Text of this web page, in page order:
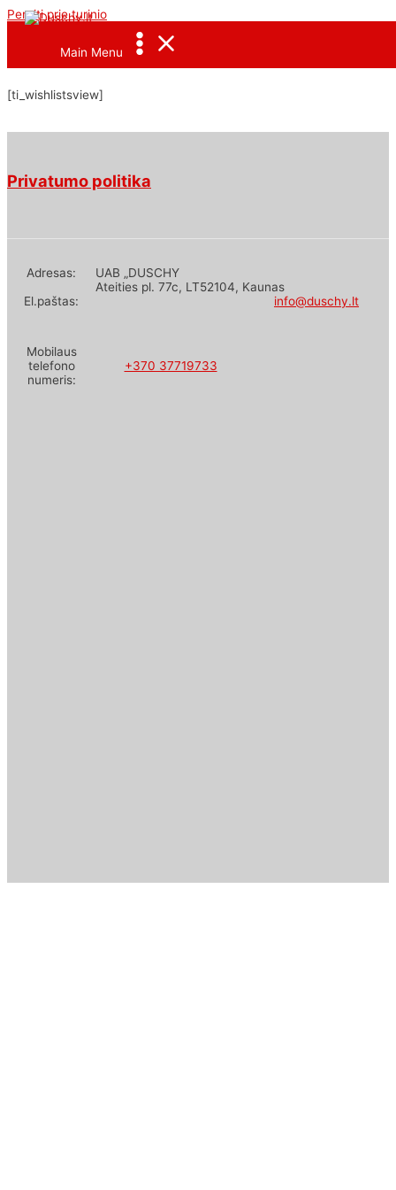
Pereiti prie turinio
Main Menu
<--Pavel_Shrink_Menu-->
[ti_wishlistsview]
Privatumo politika
Adresas:
UAB „DUSCHY
Ateities pl. 77c, LT52104, Kaunas
El.paštas:
info@duschy.lt
Mobilaus
telefono
numeris:
+370 37719733